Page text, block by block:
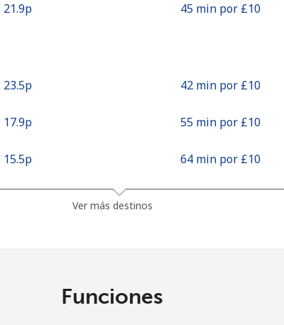
⁦21.9p⁩ 45 min por ⁦£10⁩
⁦23.5p⁩ 42 min por ⁦£10⁩
⁦17.9p⁩ 55 min por ⁦£10⁩
⁦15.5p⁩ 64 min por ⁦£10⁩
Ver más destinos
Funciones